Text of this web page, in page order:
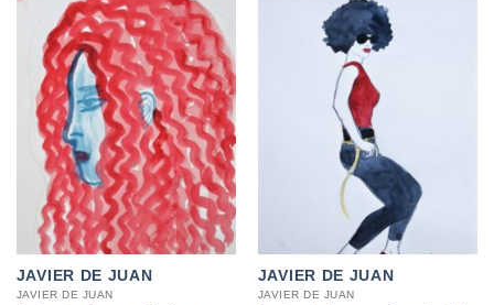
JAVIER DE JUAN
JAVIER DE JUAN
JAVIER DE JUAN
JAVIER DE JUAN